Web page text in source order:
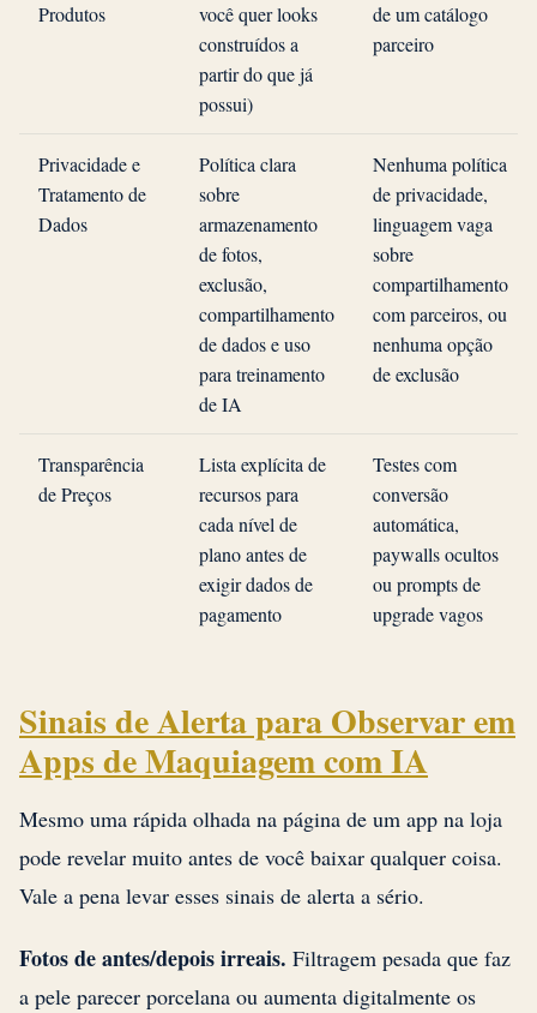
Produtos
você quer looks
construídos a
partir do que já
possui)
de um catálogo
parceiro
Privacidade e
Tratamento de
Dados
Política clara
sobre
armazenamento
de fotos,
exclusão,
compartilhamento
de dados e uso
para treinamento
de IA
Nenhuma política
de privacidade,
linguagem vaga
sobre
compartilhamento
com parceiros, ou
nenhuma opção
de exclusão
Transparência
de Preços
Lista explícita de
recursos para
cada nível de
plano antes de
exigir dados de
pagamento
Testes com
conversão
automática,
paywalls ocultos
ou prompts de
upgrade vagos
Sinais de Alerta para Observar em
Apps de Maquiagem com IA
Mesmo uma rápida olhada na página de um app na loja
pode revelar muito antes de você baixar qualquer coisa.
Vale a pena levar esses sinais de alerta a sério.
Fotos de antes/depois irreais. Filtragem pesada que faz
a pele parecer porcelana ou aumenta digitalmente os